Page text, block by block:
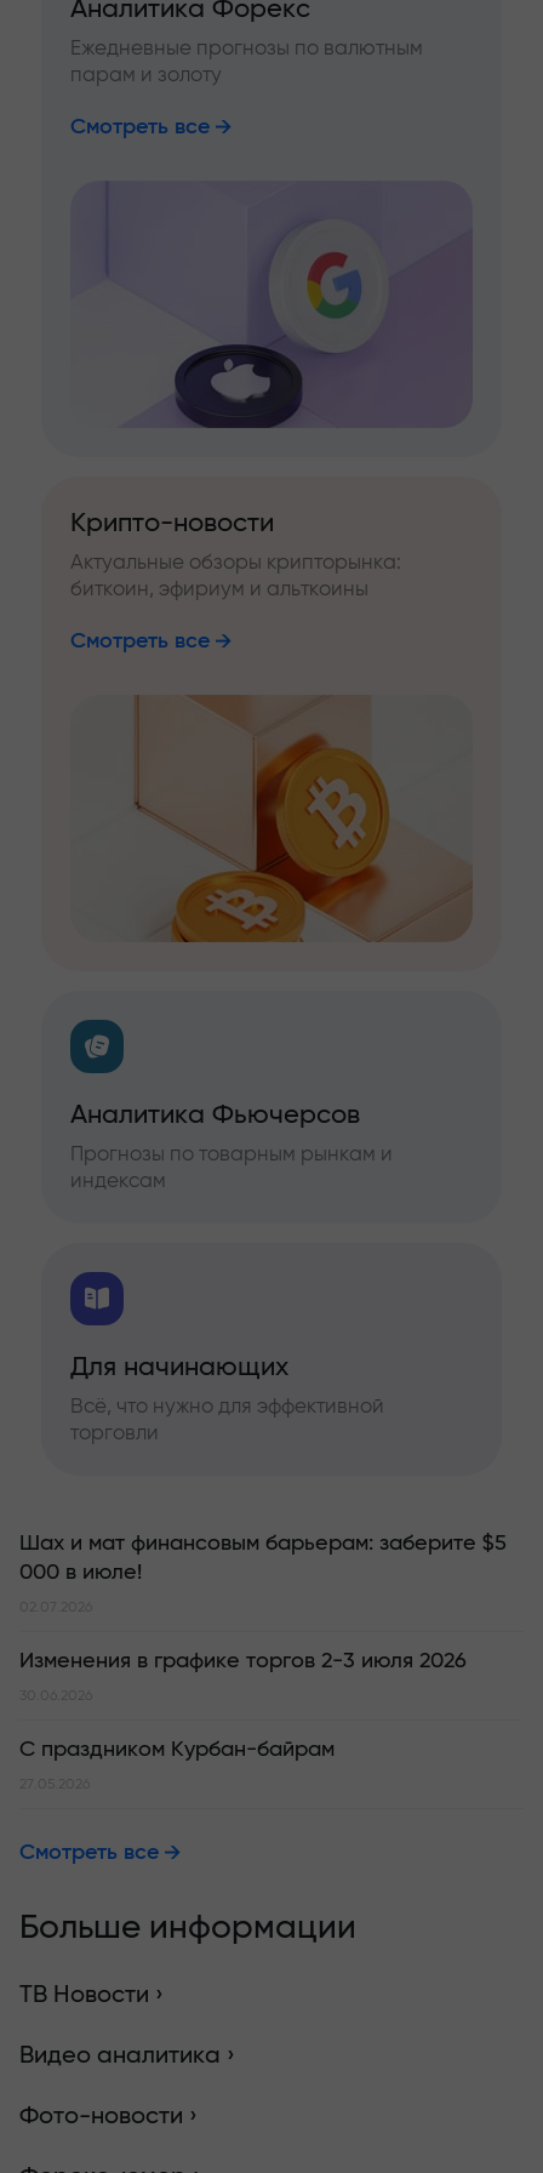
Аналитика Форекс
Ежедневные прогнозы по валютным
парам и золоту
Смотреть все
Крипто-новости
Актуальные обзоры крипторынка:
биткоин, эфириум и альткоины
Смотреть все
Аналитика Фьючерсов
Прогнозы по товарным рынкам и
индексам
Для начинающих
Всё, что нужно для эффективной
торговли
Шах и мат финансовым барьерам: заберите $5
000 в июле!
02.07.2026
Изменения в графике торгов 2-3 июля 2026
30.06.2026
С праздником Курбан-байрам
27.05.2026
Смотреть все
Больше информации
ТВ Новости ›
Видео аналитика ›
Фото-новости ›